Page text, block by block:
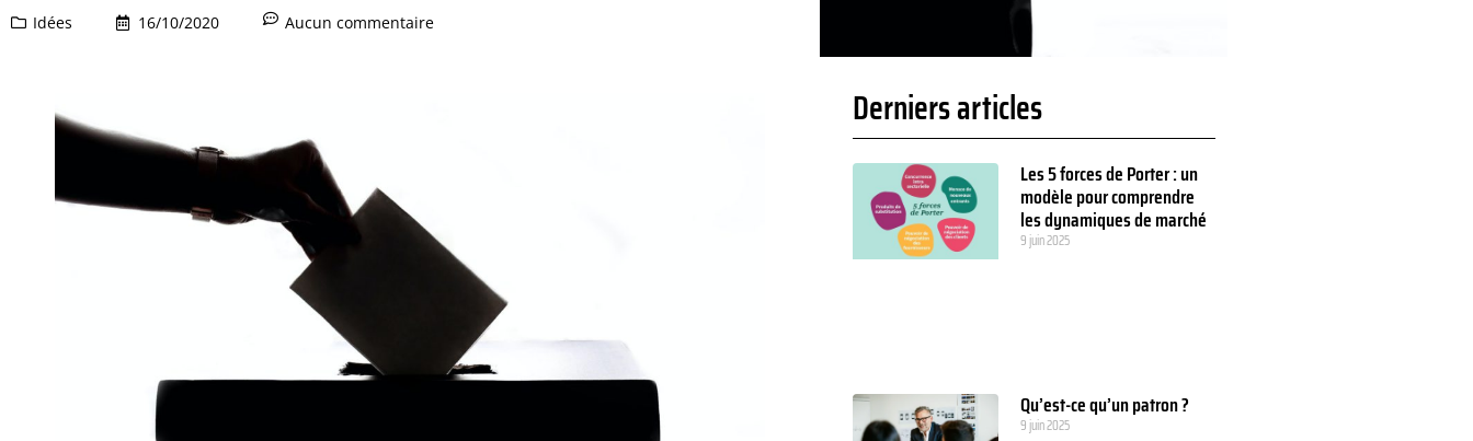
Idées 16/10/2020 Aucun commentaire
Derniers articles
Les 5 forces de Porter : un
modèle pour comprendre
les dynamiques de marché
9 juin 2025
Qu’est-ce qu’un patron ?
9 juin 2025